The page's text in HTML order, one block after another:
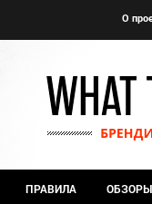
О
ПРАВИЛА ОБЗОРЫ